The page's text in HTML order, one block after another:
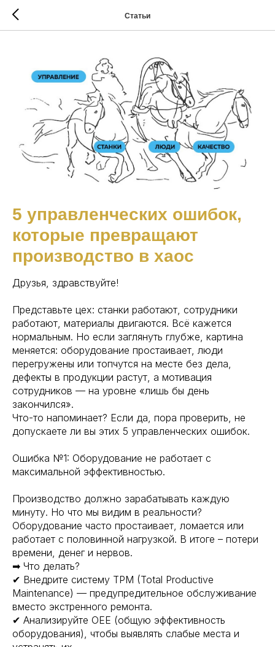
Статьи
5 управленческих ошибок,
которые превращают
производство в хаос
Друзья, здравствуйте!
Представьте цех: станки работают, сотрудники
работают, материалы двигаются. Всё кажется
нормальным. Но если заглянуть глубже, картина
меняется: оборудование простаивает, люди
перегружены или топчутся на месте без дела,
дефекты в продукции растут, а мотивация
сотрудников — на уровне «лишь бы день
закончился».
Что-то напоминает? Если да, пора проверить, не
допускаете ли вы этих 5 управленческих ошибок.
Ошибка №1: Оборудование не работает с
максимальной эффективностью.
Производство должно зарабатывать каждую
минуту. Но что мы видим в реальности?
Оборудование часто простаивает, ломается или
работает с половинной нагрузкой. В итоге – потери
времени, денег и нервов.
➡ Что делать?
✔ Внедрите систему TPM (Total Productive
Maintenance) — предупредительное обслуживание
вместо экстренного ремонта.
✔ Анализируйте OEE (общую эффективность
оборудования), чтобы выявлять слабые места и